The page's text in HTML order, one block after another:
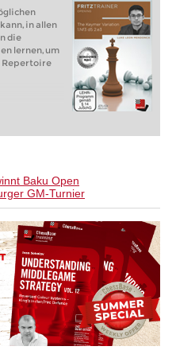
in allen
die
lernen, um
Repertoire
Baku Open
GM-Turnier